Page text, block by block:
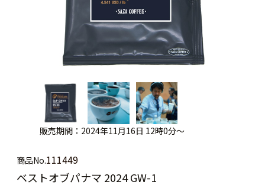
販売期間：2024年11月16日 12時0分～
商品No.111449
ベストオブパナマ 2024 GW-1